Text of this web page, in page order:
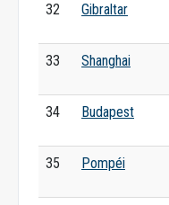
32 Gibraltar
33 Shanghai
34 Budapest
35 Pompéi